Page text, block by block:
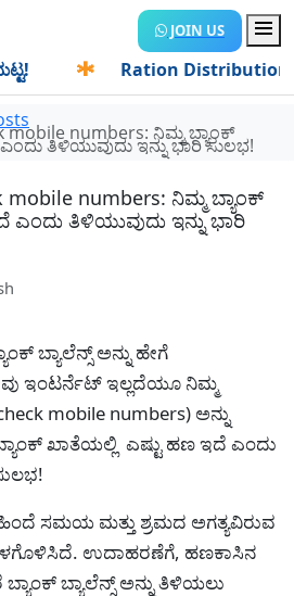
JOIN US
Ration Distribution-
mobile numbers: ನಿಮ್ಮ ಬ್ಯಾಂಕ್
ತಿಳಿಯುವುದು ಇನ್ನು ಭಾರಿ ಸುಲಭ!
mobile numbers: ನಿಮ್ಮ ಬ್ಯಾಂಕ್
ತಿಳಿಯುವುದು ಇನ್ನು ಭಾರಿ
ಬ್ಯಾಲೆನ್ಸ್ ಅನ್ನು ಹೇಗೆ
ಇಂಟರ್ನೆಟ್ ಇಲ್ಲದೆಯೂ ನಿಮ್ಮ
mobile numbers) ಅನ್ನು
ಖಾತೆಯಲ್ಲಿ ಎಷ್ಟು ಹಣ ಇದೆ ಎಂದು
ಸಮಯ ಮತ್ತು ಶ್ರಮದ ಅಗತ್ಯವಿರುವ
ಉದಾಹರಣೆಗೆ, ಹಣಕಾಸಿನ
ಬ್ಯಾಲೆನ್ಸ್ ಅನ್ನು ತಿಳಿಯಲು